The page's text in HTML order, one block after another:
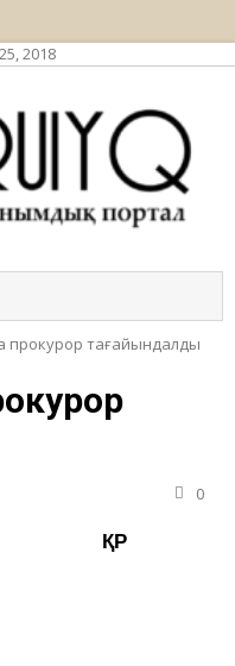
2018
прокурор тағайындалды
0
ҚР